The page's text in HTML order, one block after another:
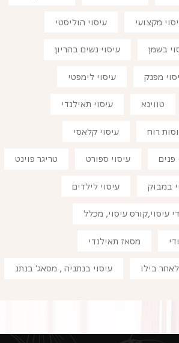
מקצועי עיסוי הוליסטי
בשמן עיסוי נשים בהריון
מפנק עיסוי לימפטי
טווינא עיסוי תאילנדי
רוח עיסוי קלאסי
פנים עיסוי ספורט טריגר פוינט
במבוק עיסוי לילדים
עיסוי,קורס עיסוי, מכלל
מסאז תאילנדי
בילו עיסוי בנתניה , מסאג' בנתנ